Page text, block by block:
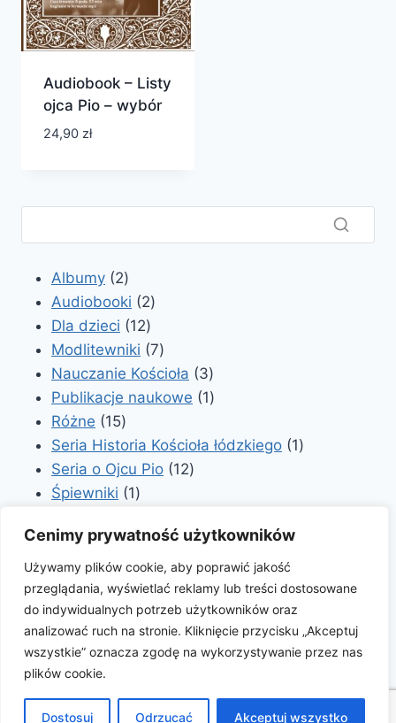
Cenimy prywatność użytkowników
Używamy plików cookie, aby poprawić jakość
przeglądania, wyświetlać reklamy lub treści dostosowane
do indywidualnych potrzeb użytkowników oraz
analizować ruch na stronie. Kliknięcie przycisku „Akceptuj
wszystkie” oznacza zgodę na wykorzystywanie przez nas
plików cookie.
Dostosuj Odrzucać Akceptuj wszystko
Audiobook – Listy
ojca Pio – wybór
24,90 zł
Albumy 22
produkty
Audiobooki 22
produkty
Dla dzieci 1212
produktów
Modlitewniki 77
produktów
Nauczanie Kościoła 33
produkty
Publikacje naukowe 11
Różne 1515
produktów
Seria Historia Kościoła łódzkiego 11
Seria o Ojcu Pio 1212
Śpiewniki 11
produkty
Słowniki 11
produkt
© 2026 Archidiecezjalne Wydawnictwo Łódzkie
Motyw WordPress, autor:Kadence WP